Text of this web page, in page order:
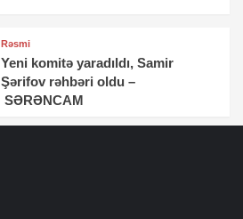
Rəsmi
Yeni komitə yaradıldı, Samir
Şərifov rəhbəri oldu –
SƏRƏNCAM